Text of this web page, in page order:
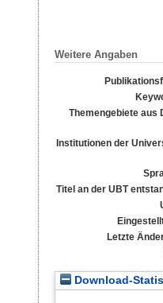
Weitere Angaben
Themengebiete aus
Institutionen der
Titel an der UBT
Letzte
Download-